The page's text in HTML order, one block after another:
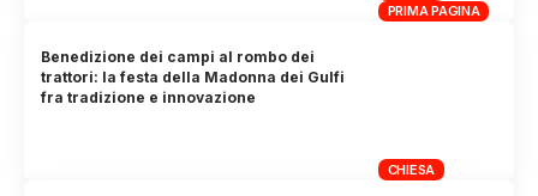
PRIMA PAGINA
CHIESA
Benedizione dei campi al rombo dei
trattori: la festa della Madonna dei Gulfi
fra tradizione e innovazione